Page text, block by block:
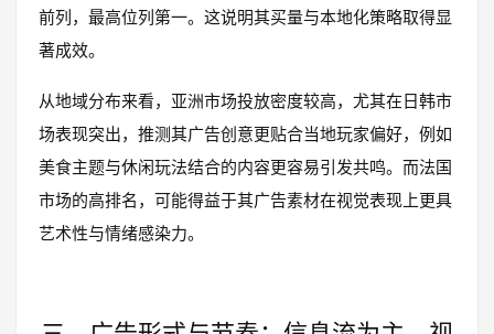
前列，最高位列第一。这说明其买量与本地化策略取得显
著成效。
从地域分布来看，亚洲市场投放密度较高，尤其在日韩市
场表现突出，推测其广告创意更贴合当地玩家偏好，例如
美食主题与休闲玩法结合的内容更容易引发共鸣。而法国
市场的高排名，可能得益于其广告素材在视觉表现上更具
艺术性与情绪感染力。